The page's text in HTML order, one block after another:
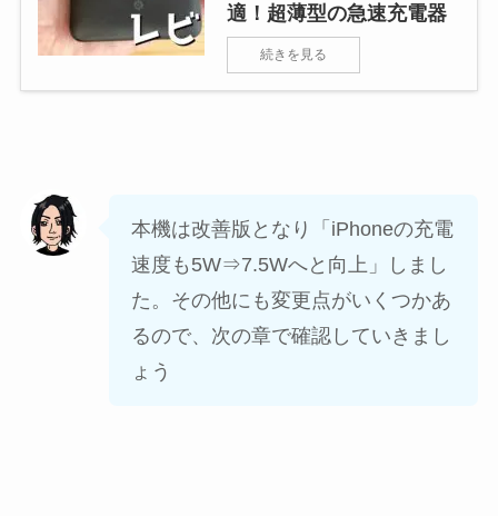
適！超薄型の急速充電器
続きを見る
本機は改善版となり「iPhoneの充電
速度も5W⇒7.5Wへと向上」しまし
た。その他にも変更点がいくつかあ
るので、次の章で確認していきまし
ょう